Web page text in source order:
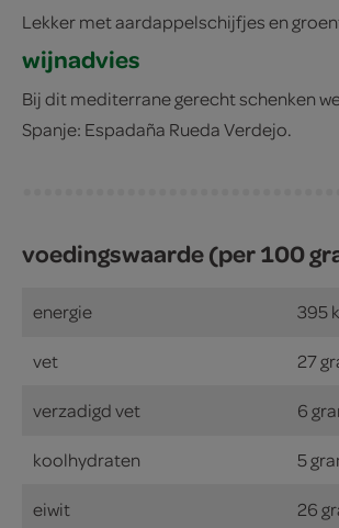
Lekker met aardappelschijfjes en
wijnadvies
Bij dit mediterrane gerecht schenken
Spanje: Espadaña Rueda Verdejo.
voedingswaarde (per 100
energie 395
vet 27
verzadigd vet 6
koolhydraten 5
eiwit 26